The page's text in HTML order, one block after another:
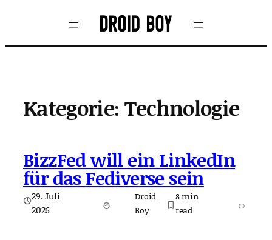
springen
Kategorie: Technologie
BizzFed will ein LinkedIn
für das Fediverse sein
29. Juli
2026
Droid
Boy
8min
read